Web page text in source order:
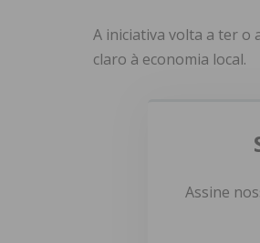
A iniciativa volta a ter o
claro à economia local.
Assine